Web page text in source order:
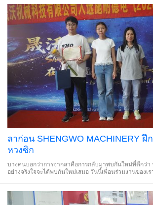
ลาก่อน SHENGWO MACHINERY ฝึ
หวงซิก
บางคนบอกว่าการจากลาคือการกลับมาพบกันใหม่ที่ดีกว่า
อย่างจริงใจจะได้พบกันใหม่เสมอ วันนี้เพื่อนร่วมงานของเ